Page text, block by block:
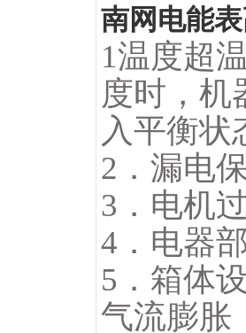
南网电能
1温度超
度时，机
入平衡状
2．漏电
3．电机
4．电器
5．箱体
气流膨胀